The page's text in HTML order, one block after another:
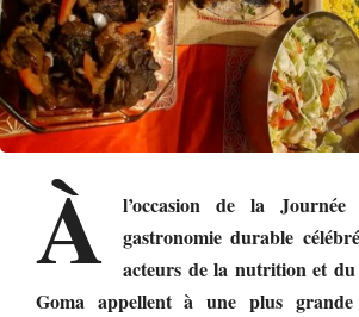
À
l’occasion de la
gastronomie durable
acteurs de la nutrition et du
Goma appellent à une plus grande